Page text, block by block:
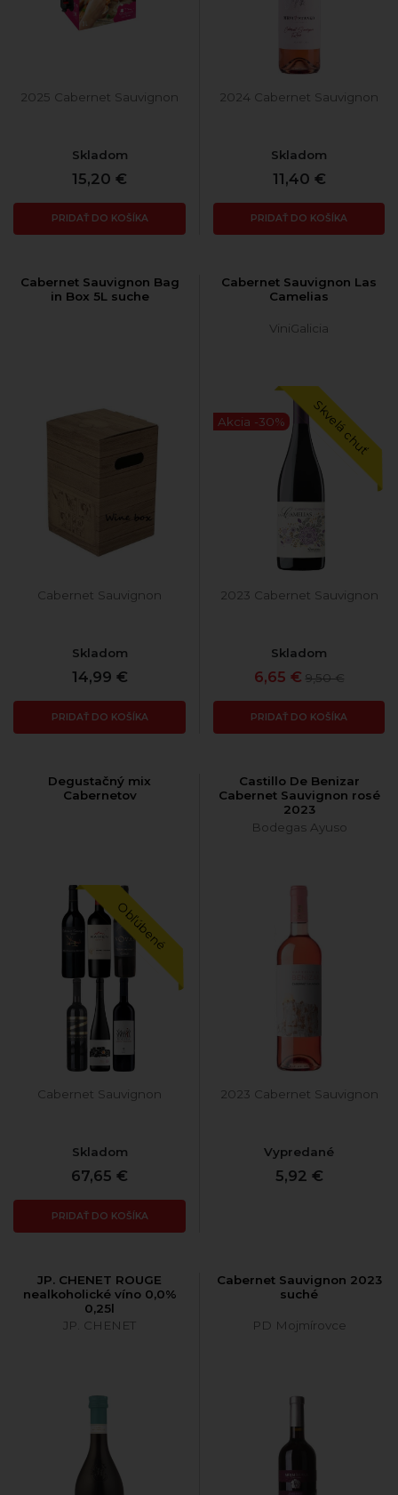
2025 Cabernet Sauvignon
Skladom
15,20 €
PRIDAŤ DO KOŠÍKA
2024 Cabernet Sauvignon
Skladom
11,40 €
PRIDAŤ DO KOŠÍKA
Cabernet Sauvignon Bag
in Box 5L suche
Cabernet Sauvignon
Skladom
14,99 €
PRIDAŤ DO KOŠÍKA
Cabernet Sauvignon Las
Camelias
ViniGalicia
Akcia -30% Skvelá chuť
2023 Cabernet Sauvignon
Skladom
6,65 € 9,50 €
PRIDAŤ DO KOŠÍKA
Degustačný mix
Cabernetov
Obľúbené
Cabernet Sauvignon
Skladom
67,65 €
PRIDAŤ DO KOŠÍKA
Castillo De Benizar
Cabernet Sauvignon rosé
2023
Bodegas Ayuso
2023 Cabernet Sauvignon
Vypredané
5,92 €
JP. CHENET ROUGE
nealkoholické víno 0,0%
0,25l
JP. CHENET
Cabernet Sauvignon 2023
suché
PD Mojmírovce